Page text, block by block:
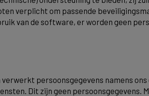
verplicht om passende
van de software, er worden geen
persoonsgegevens namens
Dit zijn geen persoonsgegevens.